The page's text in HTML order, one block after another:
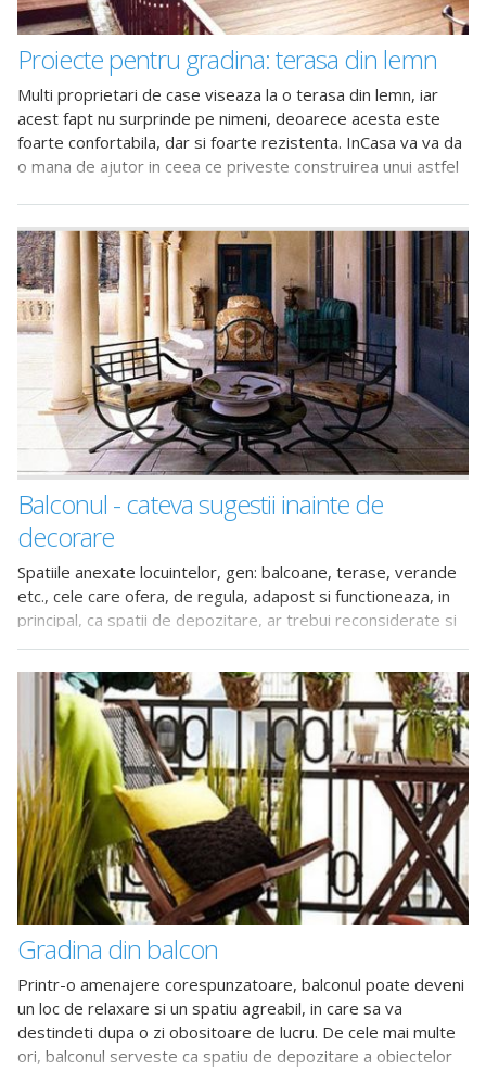
Proiecte pentru gradina: terasa din lemn
Multi proprietari de case viseaza la o terasa din lemn, iar
acest fapt nu surprinde pe nimeni, deoarece acesta este
foarte confortabila, dar si foarte rezistenta. InCasa va va da
o mana de ajutor in ceea ce priveste construirea unui astfel
Balconul - cateva sugestii inainte de
decorare
Spatiile anexate locuintelor, gen: balcoane, terase, verande
etc., cele care ofera, de regula, adapost si functioneaza, in
principal, ca spatii de depozitare, ar trebui reconsiderate si
majoritatea cazurilor, aceste
Gradina din balcon
Printr-o amenajere corespunzatoare, balconul poate deveni
un loc de relaxare si un spatiu agreabil, in care sa va
destindeti dupa o zi obositoare de lucru. De cele mai multe
ori, balconul serveste ca spatiu de depozitare a obiectelor